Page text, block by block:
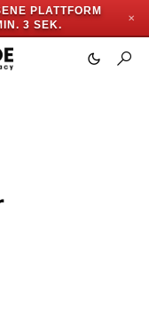
PLATTFORM
2 SEK.
✕